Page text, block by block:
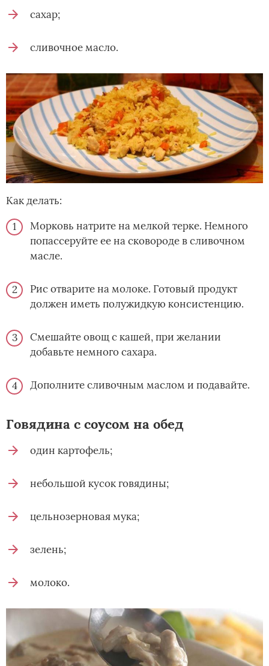
сахар;
сливочное масло.
Как делать:
Морковь натрите на мелкой терке. Немного
попассеруйте ее на сковороде в сливочном
масле.
Рис отварите на молоке. Готовый продукт
должен иметь полужидкую консистенцию.
Смешайте овощ с кашей, при желании
добавьте немного сахара.
Дополните сливочным маслом и подавайте.
Говядина с соусом на обед
один картофель;
небольшой кусок говядины;
цельнозерновая мука;
зелень;
молоко.